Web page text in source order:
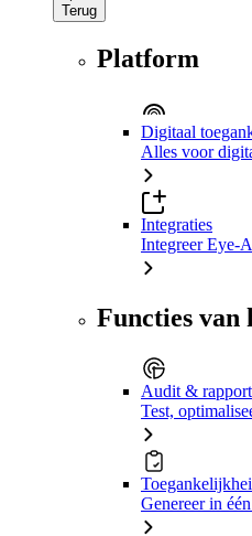
Terug
Platform
Digitaal
Alles voor
Integraties
Integreer Eye-
Functies van
Audit & rapport
Test,
Genereer in